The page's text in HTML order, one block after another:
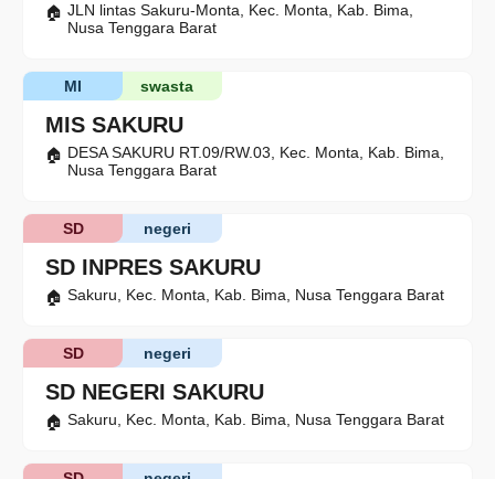
JLN lintas Sakuru-Monta, Kec. Monta, Kab. Bima,
Nusa Tenggara Barat
MIS SAKURU
swasta
MI
DESA SAKURU RT.09/RW.03, Kec. Monta, Kab. Bima,
Nusa Tenggara Barat
SD INPRES SAKURU
negeri
SD
Sakuru, Kec. Monta, Kab. Bima, Nusa Tenggara Barat
SD NEGERI SAKURU
negeri
SD
Sakuru, Kec. Monta, Kab. Bima, Nusa Tenggara Barat